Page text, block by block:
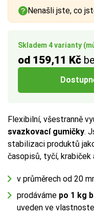
Skladem 4 varianty
od 159,11 Kč
Flexibilní, všestranně
svazkovací gumičky.
stabilizaci produktů
časopisů, tyčí, krabiček
v průměrech od 20
prodáváme po 1 kg
uveden ve
Nenašli jste, co